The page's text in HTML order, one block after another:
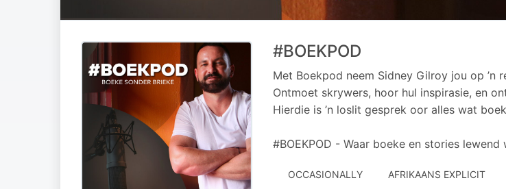
#BOEKPOD
Met Boekpod neem Sidney Gilroy jou op ’n
Ontmoet skrywers, hoor hul inspirasie, en
Hierdie is ’n loslit gesprek oor alles wat
#BOEKPOD - Waar boeke en stories lewend
OCCASIONALLY AFRIKAANS EXPLICIT